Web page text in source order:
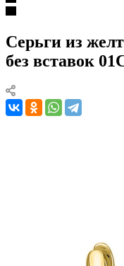
Серьги из
без вставок